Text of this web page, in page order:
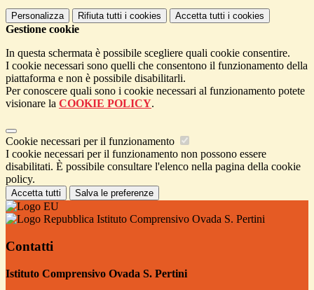
Personalizza Rifiuta tutti i cookies Accetta tutti i cookies
Gestione cookie
In questa schermata è possibile scegliere quali cookie consentire.
I cookie necessari sono quelli che consentono il funzionamento della
piattaforma e non è possibile disabilitarli.
Per conoscere quali sono i cookie necessari al funzionamento potete
visionare la COOKIE POLICY.
Cookie necessari per il funzionamento
I cookie necessari per il funzionamento non possono essere
disabilitati. È possibile consultare l'elenco nella pagina della cookie
policy.
Accetta tutti Salva le preferenze
Istituto Comprensivo Ovada S. Pertini
Contatti
Istituto Comprensivo Ovada S. Pertini